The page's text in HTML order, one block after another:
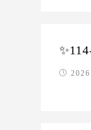
Post